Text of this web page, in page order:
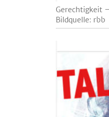
Gerechtigkeit
Bildquelle: rbb